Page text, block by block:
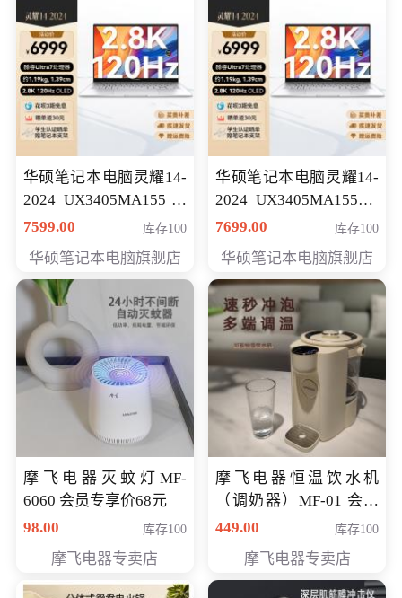
华硕笔记本电脑灵耀14-
2024 UX3405MA155冰
川银 oled 智慧轻薄本 会
7599.00 库存100
华硕笔记本电脑旗舰店
华硕笔记本电脑灵耀14-
2024 UX3405MA155夜
空蓝 oled 智慧轻薄本 会
7699.00 库存100
华硕笔记本电脑旗舰店
摩飞电器灭蚊灯MF-
6060 会员专享价68元
98.00
库存100
摩飞电器专卖店
摩飞电器恒温饮水机
（调奶器）MF-01 会员
专享价366元
449.00 库存100
摩飞电器专卖店